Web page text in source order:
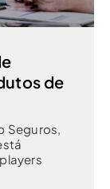
de
Seguros,